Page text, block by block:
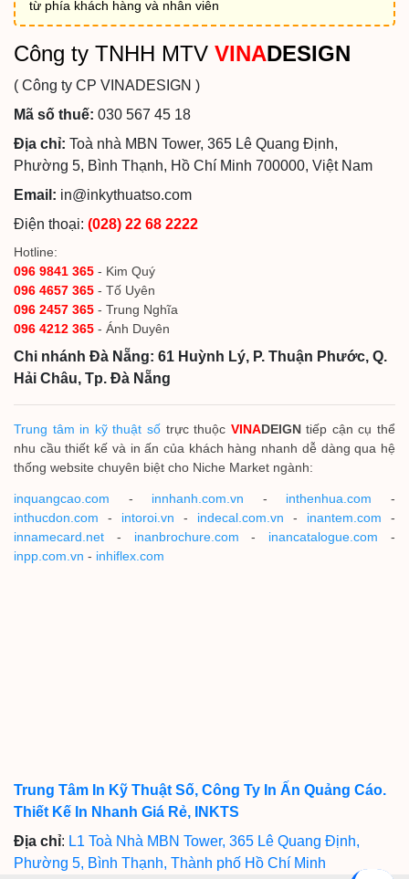
từ phía khách hàng và nhân viên
Công ty TNHH MTV VINADESIGN
( Công ty CP VINADESIGN )
Mã số thuế: 030 567 45 18
Địa chỉ: Toà nhà MBN Tower, 365 Lê Quang Định,
Phường 5, Bình Thạnh, Hồ Chí Minh 700000, Việt Nam
Email: in@inkythuatso.com
Điện thoại: (028) 22 68 2222
Hotline:
096 9841 365 - Kim Quý
096 4657 365 - Tố Uyên
096 2457 365 - Trung Nghĩa
096 4212 365 - Ánh Duyên
Chi nhánh Đà Nẵng: 61 Huỳnh Lý, P. Thuận Phước, Q.
Hải Châu, Tp. Đà Nẵng
Trung tâm in kỹ thuật sốtrực thuộc VINADEIGNtiếp cận cụ thể
nhu cầu thiết kế và in ấn của khách hàng nhanh dễ dàng qua hệ
thống website chuyên biệt cho Niche Market ngành:
inquangcao.com - innhanh.com.vn - inthenhua.com -
inthucdon.com - intoroi.vn - indecal.com.vn - inantem.com -
innamecard.net - inanbrochure.com - inancatalogue.com -
inpp.com.vn - inhiflex.com
Trung Tâm In Kỹ Thuật Số, Công Ty In Ấn Quảng Cáo.
Thiết Kế In Nhanh Giá Rẻ, INKTS
Địa chỉ: L1 Toà Nhà MBN Tower, 365 Lê Quang Định,
Phường 5, Bình Thạnh, Thành phố Hồ Chí Minh